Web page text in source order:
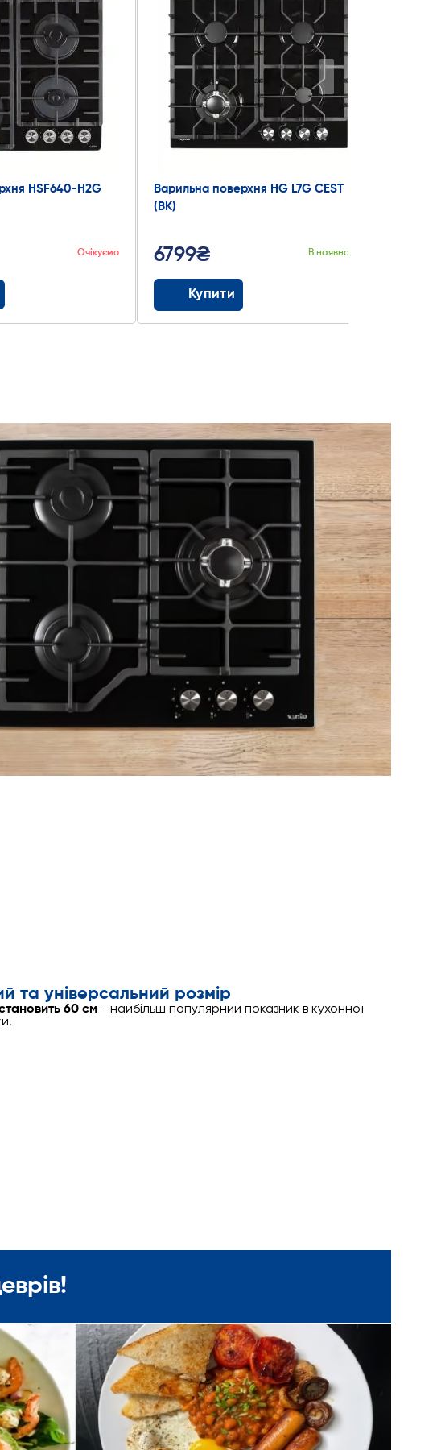
HSF640-H2G
Очікуємо
Варильна поверхня HG L7G CEST
(BK)
6799₴ В наявності
Купити
та універсальний розмір
60 см - найбільш популярний показник в кухонної